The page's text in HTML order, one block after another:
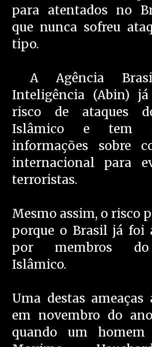
para atentados no
que nunca sofreu
tipo.
A Agência
Inteligência (Abin)
risco de ataques
Islâmico e tem
informações sobre
internacional para
terroristas.
Mesmo assim, o risco
porque o Brasil já foi
por membros do
Islâmico.
Uma destas ameaças
em novembro do
quando um homem